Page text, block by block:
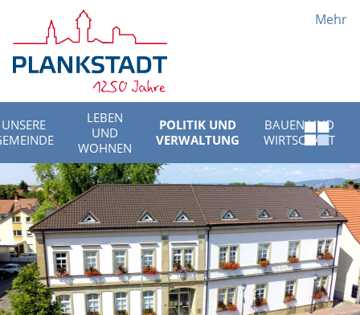
Mehr
UNSERE
LEBEN
UND
WOHNEN
POLITIK UND
VERWALTUNG
BAUEN UND
WIRTSCHAFT
Menü
öffnen